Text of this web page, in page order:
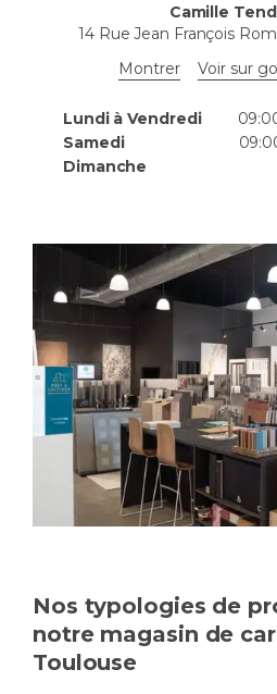
Camille
14 Rue Jean François
Montrer
Voir sur
Lundi à Vendredi
Samedi
Dimanche
Nos typologies de
notre magasin de
Toulouse